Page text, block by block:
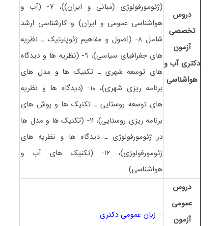
دروس
تخصصی
آزمون
دکتری آب و
هواشناسی
(ژئومورفولوژی (مبانی و ایران))، ۷- (آب و
هواشناسی عمومی و ایران) و کارشناسی ارشد
شامل ۸- (اصول و مفاهیم ژئوپلیتیک ـ نظریه
های جغرافیای سیاسی)، ۹- (نظریه ها و دیدگاه
های توسعه شهری ـ تکنیک ها و مدل های
برنامه ریزی شهری)، ۱۰- (دیدگاه ها و نظریه
های توسعه روستایی ـ تکنیک ها و روش های
برنامه ریزی روستایی)، ۱۱- (تکنیک ها و مدل ها
در ژئومورفولوژی ـ دیدگاه ها و نظریه های
ژئومورفولوژی)، ۱۲- (تکنیک های آب و
هواشناسی)
دروس
عمومی
آزمون
– زبان عمومی دکتری